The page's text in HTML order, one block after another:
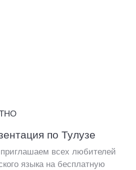
по Тулузе
всех любителей
языка на бесплатную